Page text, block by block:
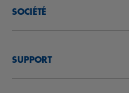
SOCIÉTÉ
SUPPORT